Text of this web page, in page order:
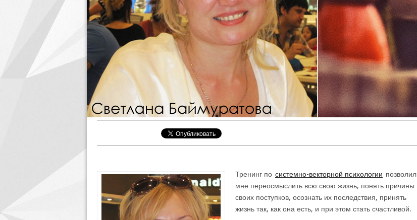
Тренинг по системно-векторной психологии позволил
мне переосмыслить всю свою жизнь, понять причины
своих поступков, осознать их последствия, принять
жизнь так, как она есть, и при этом стать счастливой.